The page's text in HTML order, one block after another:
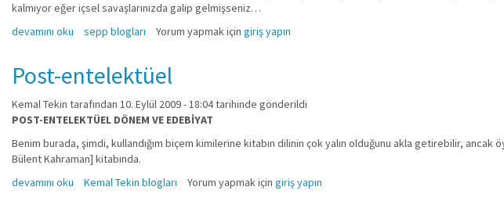
kalmıyor eğer içsel savaşlarınızda galip gelmişseniz…
Bir kitap çıkarmak, albüm çıkarmaktan bile daha tarif edilmez bir hismiş meğer… hakkında
devamını oku sepp blogları Yorum yapmak için giriş yapın
Post-entelektüel
Kemal Tekin tarafından 10. Eylül 2009 - 18:04 tarihinde gönderildi
POST-ENTELEKTÜEL DÖNEM VE EDEBİYAT
Benim burada, şimdi, kullandığım biçem kimilerine kitabın dilinin çok yalın olduğunu akla getirebilir, ancak
Bülent Kahraman] kitabında.
Post-entelektüel hakkında
devamını oku Kemal Tekin blogları Yorum yapmak için giriş yapın